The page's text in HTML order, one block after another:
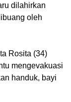
dilahirkan
oleh
Rosita (34)
mengevakuasi
handuk, bayi